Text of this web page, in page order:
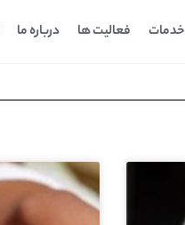
خدمات فعالیت ها درباره ما